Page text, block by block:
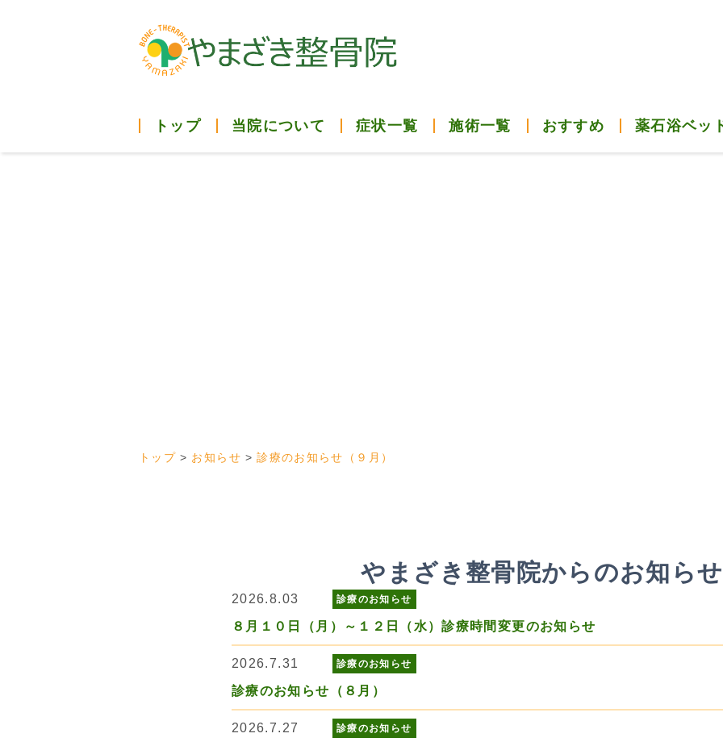
トップ 当院について 症状一覧 施術一覧 おすすめ 薬石浴ベッ
トップ お知らせ 診療のお知らせ（９月）
やまざき整骨院からのお知らせ
2026.8.03 診療のお知らせ
８月１０日（月）～１２日（水）診療時間変更のお知らせ
2026.7.31 診療のお知らせ
診療のお知らせ（８月）
2026.7.27 診療のお知らせ